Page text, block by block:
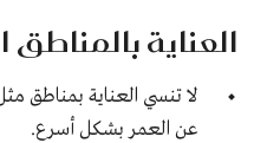
العناية
لا تنسي العناية بمناطق
عن العمر بشكل أسرع.